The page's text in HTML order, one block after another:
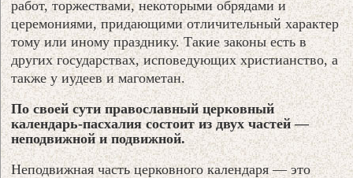
работ, торжествами, некоторыми обрядами и
церемониями, придающими отличительный характер
тому или иному празднику. Такие законы есть в
других государствах, исповедующих христианство, а
также у иудеев и магометан.
По своей сути православный церковный
календарь-пасхалия состоит из двух частей —
неподвижной и подвижной.
Неподвижная часть церковного календаря — это